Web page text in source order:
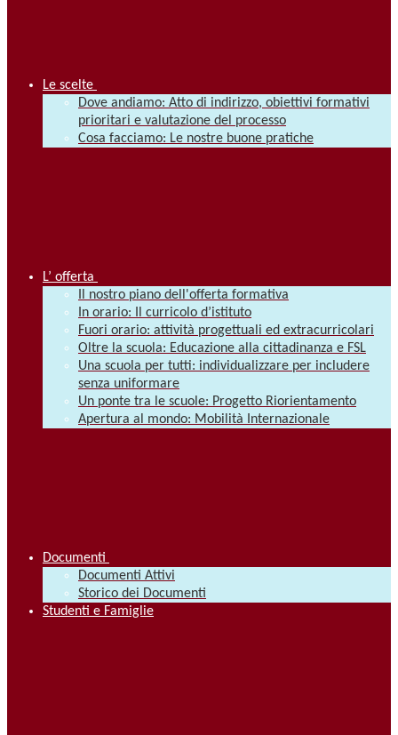
Le scelte
Dove andiamo: Atto di indirizzo, obiettivi formativi
prioritari e valutazione del processo
Cosa facciamo: Le nostre buone pratiche
L’ offerta
Il nostro piano dell'offerta formativa
In orario: Il curricolo d’istituto
Fuori orario: attività progettuali ed extracurricolari
Oltre la scuola: Educazione alla cittadinanza e FSL
Una scuola per tutti: individualizzare per includere
senza uniformare
Un ponte tra le scuole: Progetto Riorientamento
Apertura al mondo: Mobilità Internazionale
Documenti
Documenti Attivi
Storico dei Documenti
Studenti e Famiglie